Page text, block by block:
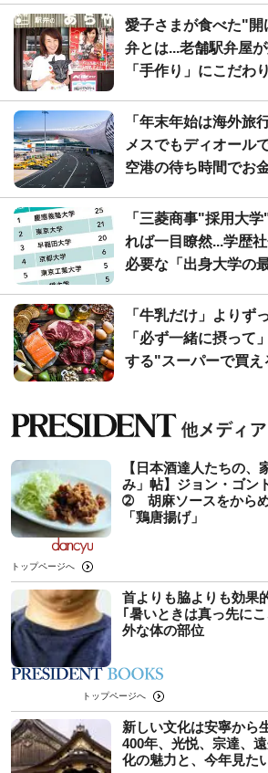
愛子さまが食べた"
弁とは...老舗駅弁屋
「手作り」にこだわ
「年末年始は海外旅
メスでもディオール
空港の待ち時間でお
「三菱商事"採用大
れば一目瞭然...学歴
必要な「出身大学の
「牛乳だけ」よりず
「必ず一緒に摂って
する"スーパーで買え
【日本酒達人たちの、
み」帖】ジョン・ゴン
➁ 胡麻ソースをから
「鶏唐揚げ」
トップページへ
首よりも脇よりも効果
｢暑いときは真っ先に
外な体の部位
トップページへ
新しい文化は安寧から
400年、光悦、宗達、
化の魅力と、今年見た